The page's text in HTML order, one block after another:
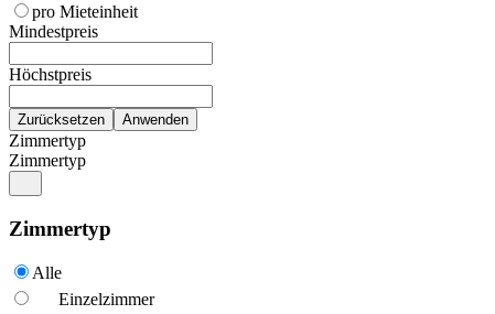
pro Mieteinheit
Mindestpreis
Höchstpreis
Zimmertyp
Zimmertyp
Zimmertyp
Alle
Einzelzimmer